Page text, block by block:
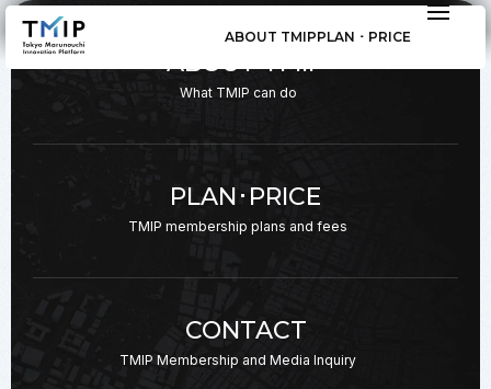
ABOUT TMIPPLAN ･ PRICE
ABOUT TMIP
What TMIP can do
PLAN･PRICE
TMIP membership plans and fees
CONTACT
TMIP Membership and Media Inquiry